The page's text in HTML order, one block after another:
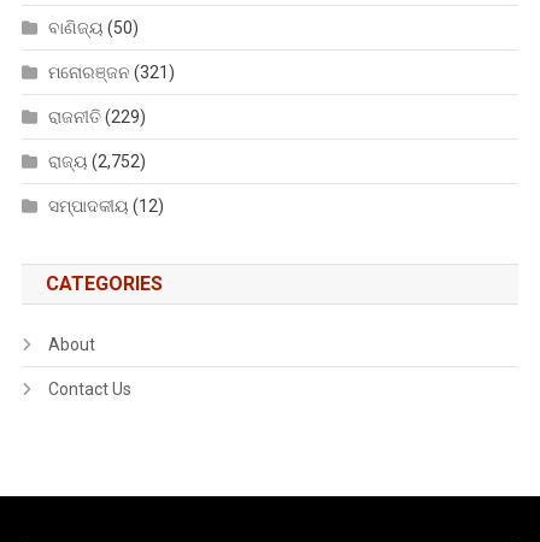
ବାଣିଜ୍ୟ (50)
ମନୋରଞ୍ଜନ (321)
ରାଜନୀତି(229)
ରାଜ୍ୟ (2,752)
ସମ୍ପାଦକୀୟ (12)
CATEGORIES
About
Contact Us